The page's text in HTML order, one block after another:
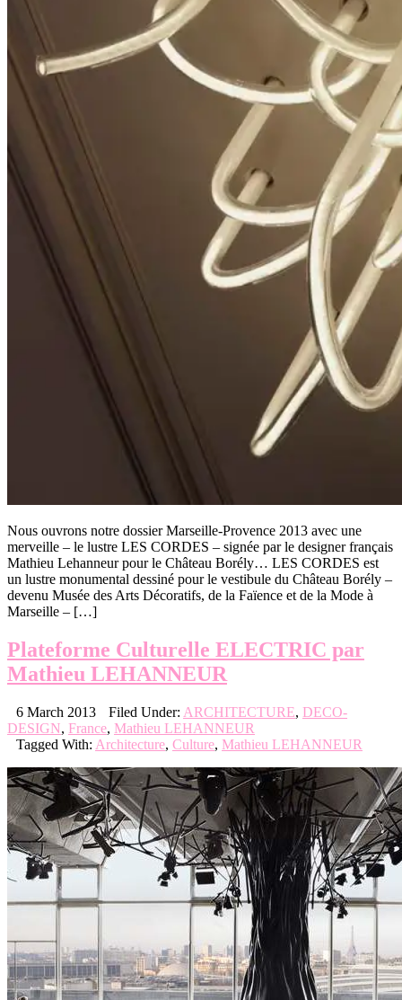
Nous ouvrons notre dossier Marseille-Provence 2013 avec une
merveille – le lustre LES CORDES – signée par le designer français
Mathieu Lehanneur pour le Château Borély… LES CORDES est
un lustre monumental dessiné pour le vestibule du Château Borély –
devenu Musée des Arts Décoratifs, de la Faïence et de la Mode à
Marseille – […]
Plateforme Culturelle ELECTRIC par
Mathieu LEHANNEUR
6 March 2013 Filed Under: ARCHITECTURE, DECO-
DESIGN, France, Mathieu LEHANNEUR
Tagged With: Architecture, Culture, Mathieu LEHANNEUR